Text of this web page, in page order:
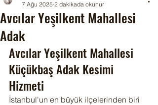
Avcılar Yeşilkent Mahallesi
Adak
7 Ağu 2025 2 dakikada okunur
Avcılar Yeşilkent Mahallesi
Küçükbaş Adak Kesimi
Hizmeti
İstanbul'un en büyük ilçelerinden biri